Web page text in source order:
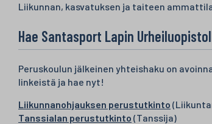
Liikunnan, kasvatuksen ja taiteen
Hae Santasport Lapin
Peruskoulun jälkeinen yhteishaku on
linkeistä ja hae nyt!
Liikunnanohjauksen perustutkinto
Tanssialan perustutkinto (Tanssija)